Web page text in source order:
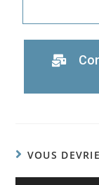
VOUS